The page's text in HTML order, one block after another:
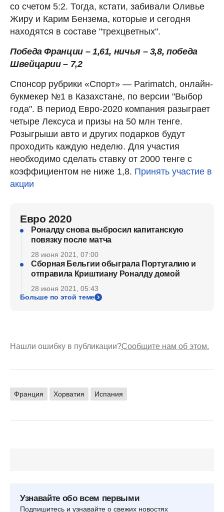
со счетом 5:2. Тогда, кстати, забивали Оливье
Жиру и Карим Бензема, которые и сегодня
находятся в составе "трехцветных".
Победа Франции – 1,61, ничья – 3,8, победа
Швейцарии – 7,2
Спонсор рубрики «Спорт» — Parimatch, онлайн-
букмекер №1 в Казахстане, по версии "Выбор
года". В период Евро-2020 компания разыграет
четыре Лексуса и призы на 50 млн тенге.
Розыгрыши авто и других подарков будут
проходить каждую неделю. Для участия
необходимо сделать ставку от 2000 тенге с
коэффициентом не ниже 1,8. Принять участие в
акции
Евро 2020
Роналду снова выбросил капитанскую
повязку после матча
28 июня 2021, 07:00
Сборная Бельгии обыграла Португалию и
отправила Криштиану Роналду домой
28 июня 2021, 05:43
Больше по этой теме
Нашли ошибку в публикации?Сообщите нам об этом.
Франция Хорватия Испания
Узнавайте обо всем первыми
Подпишитесь и узнавайте о свежих новостях